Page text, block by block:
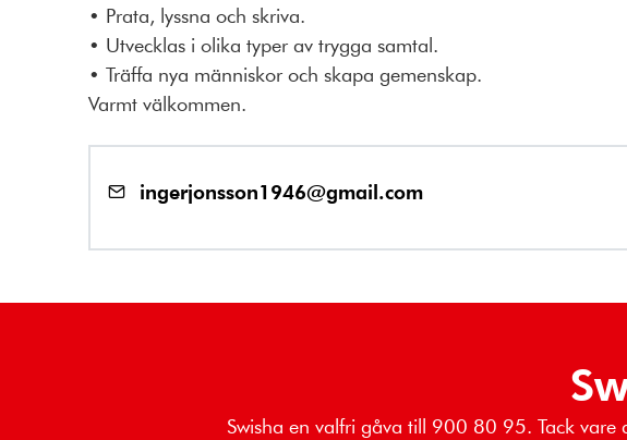
• Prata, lyssna och skriva.
• Utvecklas i olika typer av trygga samtal.
• Träffa nya människor och skapa gemenskap.
Varmt välkommen.
ingerjonsson1946@gmail.com
Swisha en valfri gåva till 900 80 95. Tack